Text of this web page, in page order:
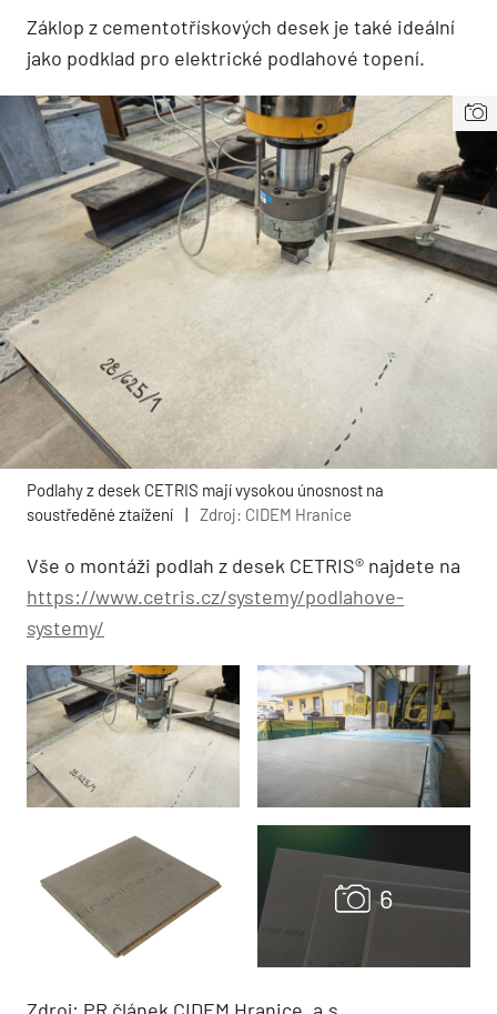
Záklop z cementotřískových desek je také ideální
jako podklad pro elektrické podlahové topení.
Podlahy z desek CETRIS mají vysokou únosnost na
soustředěné ztaížení
Zdroj: CIDEM Hranice
Vše o montáži podlah z desek CETRIS® najdete na
https://www.cetris.cz/systemy/podlahove-
systemy/